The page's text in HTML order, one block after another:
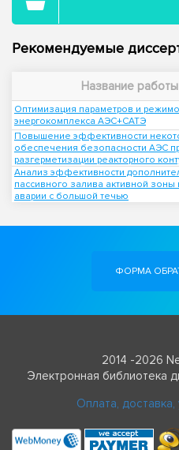
Рекомендуемые
Название работы
Оптимизация параметров и
энергокомплекса АЭС+САТЭ
Повышение эффективности
обеспечения безопасности АЭС
разгерметизации реакторного
Анализ эффективности
пассивного залива активной зоны
аварии с большой течью
ФОРМА
2014 -2026
Электронная библиотека
Оплата,